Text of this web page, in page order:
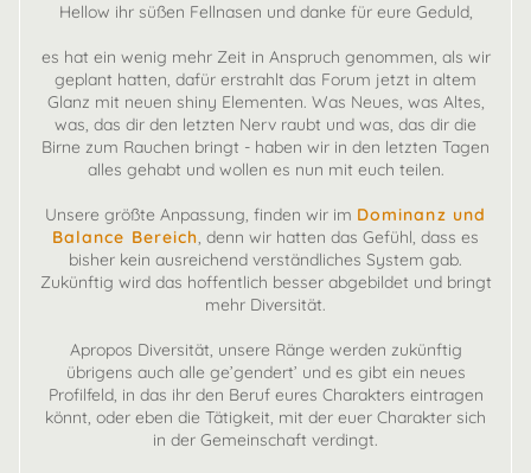
Hellow ihr süßen Fellnasen und danke für eure Geduld,
es hat ein wenig mehr Zeit in Anspruch genommen, als wir
geplant hatten, dafür erstrahlt das Forum jetzt in altem
Glanz mit neuen shiny Elementen. Was Neues, was Altes,
was, das dir den letzten Nerv raubt und was, das dir die
Birne zum Rauchen bringt - haben wir in den letzten Tagen
alles gehabt und wollen es nun mit euch teilen.
Unsere größte Anpassung, finden wir im Dominanz und
Balance Bereich, denn wir hatten das Gefühl, dass es
bisher kein ausreichend verständliches System gab.
Zukünftig wird das hoffentlich besser abgebildet und bringt
mehr Diversität.
Apropos Diversität, unsere Ränge werden zukünftig
übrigens auch alle ge’gendert’ und es gibt ein neues
Profilfeld, in das ihr den Beruf eures Charakters eintragen
könnt, oder eben die Tätigkeit, mit der euer Charakter sich
in der Gemeinschaft verdingt.